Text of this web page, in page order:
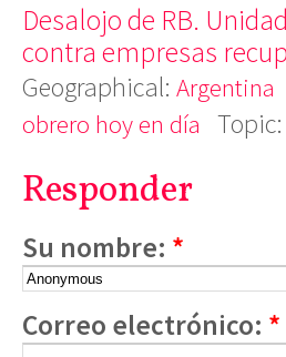
Desalojo de RB.
contra empresas
Geographical: Argentina
obrero hoy en día Topic:
Responder
Su nombre: *
Correo electrónico: *